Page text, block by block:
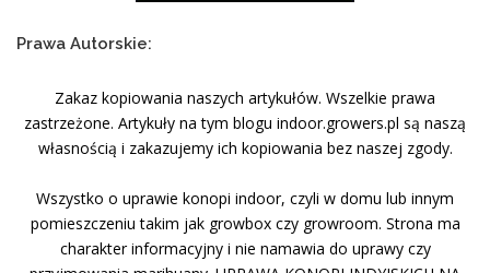
Prawa Autorskie:
Zakaz kopiowania naszych artykułów. Wszelkie prawa
zastrzeżone. Artykuły na tym blogu indoor.growers.pl są naszą
własnością i zakazujemy ich kopiowania bez naszej zgody.
Wszystko o uprawie konopi indoor, czyli w domu lub innym
pomieszczeniu takim jak growbox czy growroom. Strona ma
charakter informacyjny i nie namawia do uprawy czy